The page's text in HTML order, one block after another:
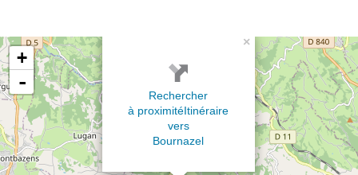
×
Rechercher
à proximitéItinéraire
vers
Bournazel
+
-